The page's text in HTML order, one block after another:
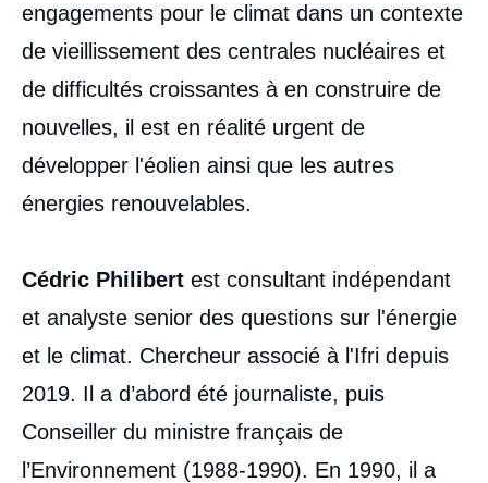
engagements pour le climat dans un contexte
de vieillissement des centrales nucléaires et
de difficultés croissantes à en construire de
nouvelles, il est en réalité urgent de
développer l'éolien ainsi que les autres
énergies renouvelables.
Cédric Philibert est consultant indépendant
et analyste senior des questions sur l'énergie
et le climat. Chercheur associé à l'Ifri depuis
2019. Il a d’abord été journaliste, puis
Conseiller du ministre français de
l’Environnement (1988-1990). En 1990, il a